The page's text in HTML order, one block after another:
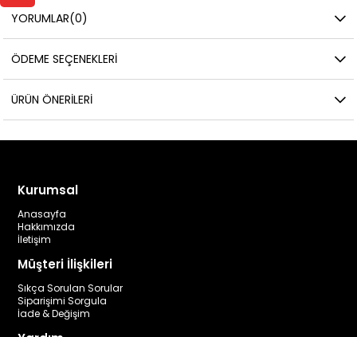
YORUMLAR(0)
ÖDEME SEÇENEKLERI
ÜRÜN ÖNERILERI
Kurumsal
Anasayfa
Hakkımızda
İletişim
Müşteri İlişkileri
Sıkça Sorulan Sorular
Siparişimi Sorgula
İade & Değişim